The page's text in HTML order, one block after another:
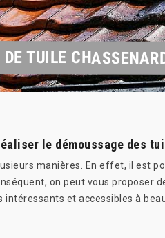
TUILE
le démoussage des
manières. En effet, il est
on peut vous proposer
et accessibles à